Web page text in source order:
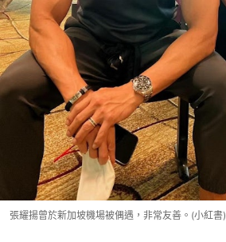
張耀揚曾於新加坡機場被偶遇，非常友善。(小紅書)